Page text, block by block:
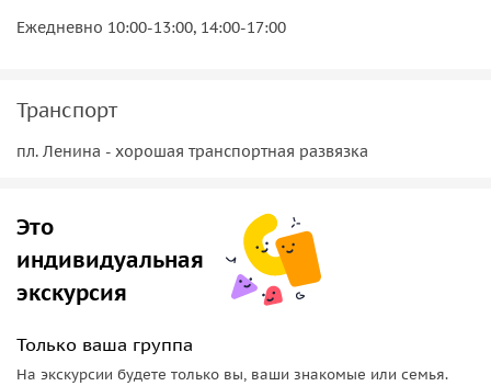
Ежедневно 10:00-13:00, 14:00-17:00
Транспорт
пл. Ленина - хорошая транспортная развязка
Это
индивидуальная
экскурсия
Только ваша группа
На экскурсии будете только вы, ваши знакомые или семья.